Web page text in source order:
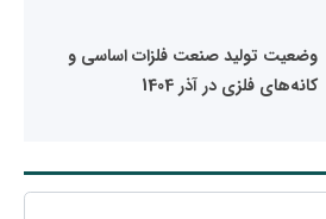
وضعیت تولید صنعت فلزات اساسی و
کانه‌های فلزی در آذر 1404